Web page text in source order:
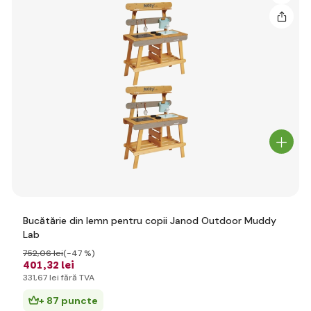
Bucătărie din lemn pentru copii Janod Outdoor Muddy
Lab
401,32 lei
752,06 lei(-47 %)
331,67 lei fără TVA
+ 87 puncte